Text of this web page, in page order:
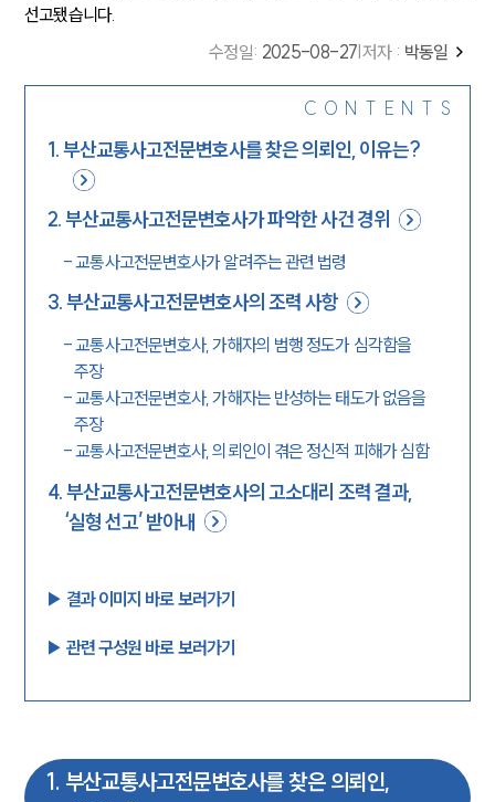
선고됐습니다.
수정일: 2025-08-27 저자 : 박동일
CONTENTS
1.부산교통사고전문변호사를 찾은 의뢰인, 이유는?
2.부산교통사고전문변호사가 파악한 사건 경위
-교통사고전문변호사가 알려주는 관련 법령
3.부산교통사고전문변호사의 조력 사항
-교통사고전문변호사, 가해자의 범행 정도가 심각함을
주장
-교통사고전문변호사, 가해자는 반성하는 태도가 없음을
주장
-교통사고전문변호사, 의뢰인이 겪은 정신적 피해가 심함
4.부산교통사고전문변호사의 고소대리 조력 결과,
‘실형 선고’ 받아내
▶︎ 결과 이미지 바로 보러가기
▶︎ 관련 구성원 바로 보러가기
1. 부산교통사고전문변호사를 찾은 의뢰인,